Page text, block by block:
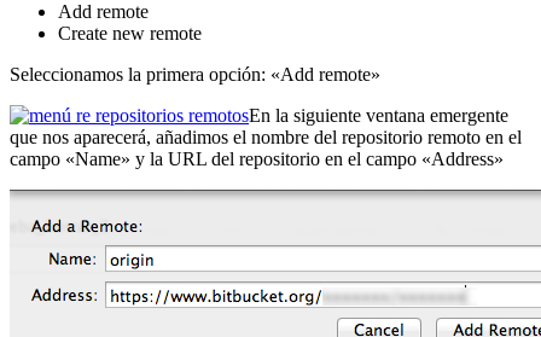
Add remote
Create new remote
Seleccionamos la primera opción: «Add remote»
En la siguiente ventana emergente
que nos aparecerá, añadimos el nombre del repositorio remoto en el
campo «Name» y la URL del repositorio en el campo «Address»